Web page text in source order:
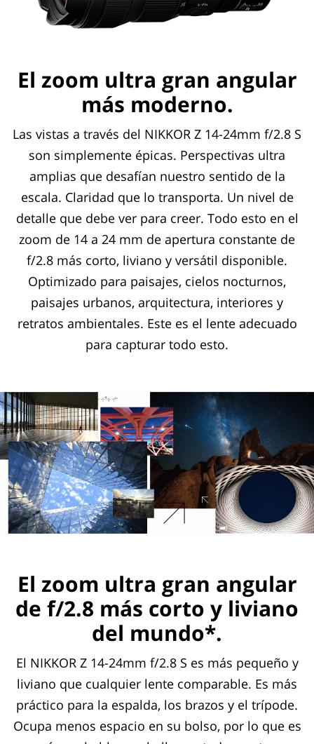
El zoom ultra gran angular
más moderno.
Las vistas a través del NIKKOR Z 14-24mm f/2.8 S
son simplemente épicas. Perspectivas ultra
amplias que desafían nuestro sentido de la
escala. Claridad que lo transporta. Un nivel de
detalle que debe ver para creer. Todo esto en el
zoom de 14 a 24 mm de apertura constante de
f/2.8 más corto, liviano y versátil disponible.
Optimizado para paisajes, cielos nocturnos,
paisajes urbanos, arquitectura, interiores y
retratos ambientales. Este es el lente adecuado
para capturar todo esto.
El zoom ultra gran angular
de f/2.8 más corto y liviano
del mundo*.
El NIKKOR Z 14-24mm f/2.8 S es más pequeño y
liviano que cualquier lente comparable. Es más
práctico para la espalda, los brazos y el trípode.
Ocupa menos espacio en su bolso, por lo que es